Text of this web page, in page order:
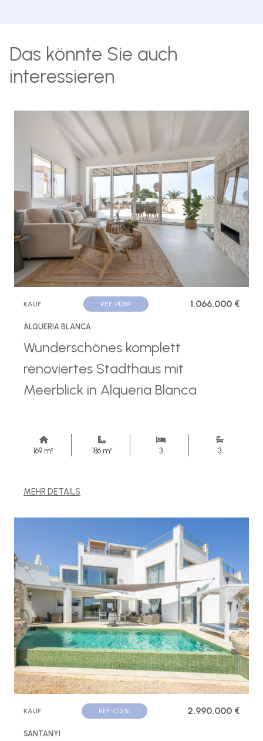
Das könnte Sie auch
interessieren
KAUF REF. P1284 1.066.000 €
ALQUERIA BLANCA
Wunderschönes komplett
renoviertes Stadthaus mit
Meerblick in Alqueria Blanca
169 m² 186 m² 3 3
MEHR DETAILS
KAUF REF. C1236 2.990.000 €
SANTANYI